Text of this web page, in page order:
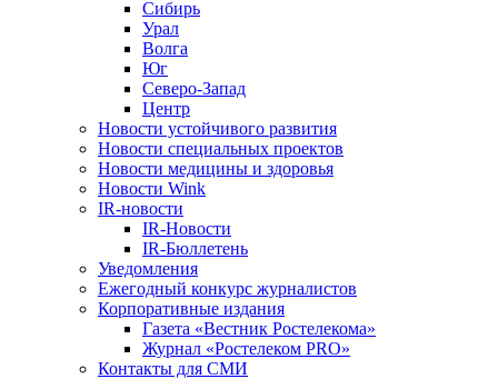
Сибирь
Урал
Волга
Юг
Северо-Запад
Центр
Новости устойчивого развития
Новости специальных проектов
Новости медицины и здоровья
Новости Wink
IR-новости
IR-Новости
IR-Бюллетень
Уведомления
Ежегодный конкурс журналистов
Корпоративные издания
Газета «Вестник Ростелекома»
Журнал «Ростелеком PRO»
Контакты для СМИ